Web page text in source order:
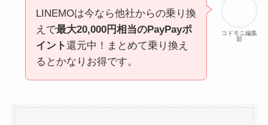
コドモニ編集
部
LINEMOは今なら他社からの乗り換
えで最大20,000円相当のPayPayポ
イント還元中！まとめて乗り換え
るとかなりお得です。